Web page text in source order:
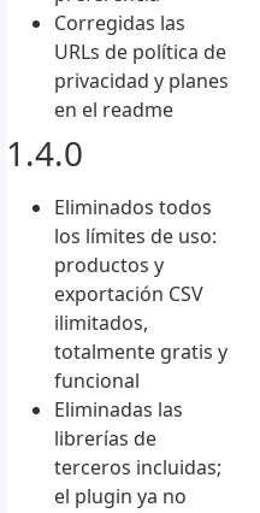
Corregidas las
URLs de política de
privacidad y planes
en el readme
1.4.0
Eliminados todos
los límites de uso:
productos y
exportación CSV
ilimitados,
totalmente gratis y
funcional
Eliminadas las
librerías de
terceros incluidas;
el plugin ya no